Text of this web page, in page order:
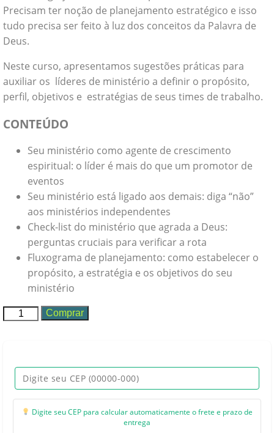
Precisam ter noção de planejamento estratégico e isso
tudo precisa ser feito à luz dos conceitos da Palavra de
Deus.
Neste curso, apresentamos sugestões práticas para
auxiliar os líderes de ministério a definir o propósito,
perfil, objetivos e estratégias de seus times de trabalho.
CONTEÚDO
Seu ministério como agente de crescimento
espiritual: o líder é mais do que um promotor de
eventos
Seu ministério está ligado aos demais: diga “não”
aos ministérios independentes
Check-list do ministério que agrada a Deus:
perguntas cruciais para verificar a rota
Fluxograma de planejamento: como estabelecer o
propósito, a estratégia e os objetivos do seu
ministério
Módulo
Ministérios
quantidade
Comprar
Digite seu CEP para calcular automaticamente o frete e prazo de
entrega